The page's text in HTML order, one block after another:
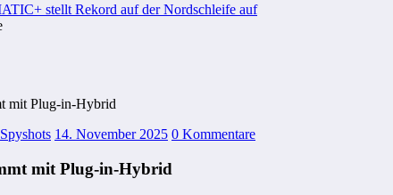
stellt Rekord auf der Nordschleife auf
mit Plug-in-Hybrid
Spyshots 14. November 2025 0 Kommentare
mit Plug-in-Hybrid